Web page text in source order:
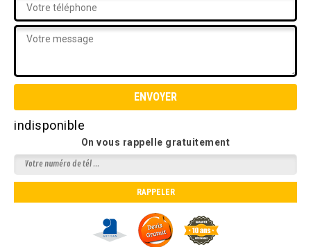
indisponible
On vous rappelle gratuitement